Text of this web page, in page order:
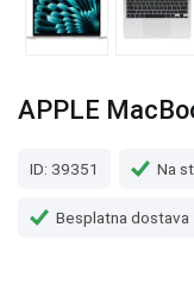
APPLE
ID: 39351 Na
Besplatna dostava